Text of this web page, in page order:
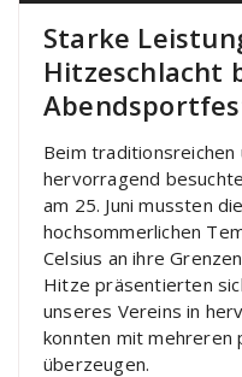
Starke
Hitzeschlacht
Beim traditionsreichen
hervorragend
am 25. Juni mussten
hochsommerlichen
Celsius an ihre
Hitze präsentierten
unseres Vereins in
konnten mit mehreren
überzeugen.